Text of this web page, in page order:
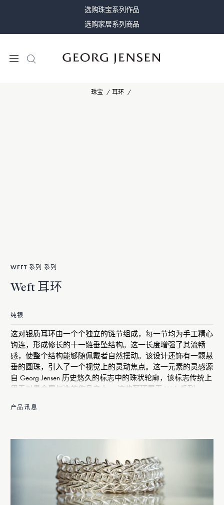
选购珠宝系列作品
选购家居系列商品
珠宝 耳环
WEFT 系列 系列
Weft 耳环
纯银
这对银质耳环由一个个独立的链节组成，每一节均为手工精心
钩连，形成修长的十一链垂坠结构。这一长度增强了其流畅
感，使整个结构能够随佩戴者自然摆动。该设计还饰有一颗悬
垂的圆珠，引入了一个视觉上的灵动焦点。这一元素的灵感源
自 Georg Jensen 历史悠久的标志中的珠状轮廓，该标志传统上
用于以贵金属打造的作品之上。 这款耳环属于 Weft 系列——
系列汲取了 Georg Jensen 对自然形态的长期热爱，将档案中的
产品讯息